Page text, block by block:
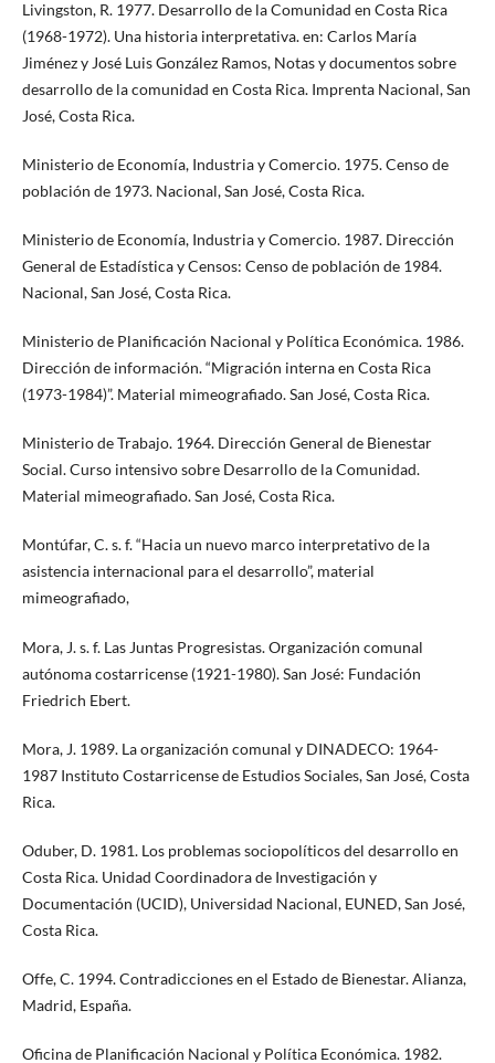
Livingston, R. 1977. Desarrollo de la Comunidad en Costa Rica
(1968-1972). Una historia interpretativa. en: Carlos María
Jiménez y José Luis González Ramos, Notas y documentos sobre
desarrollo de la comunidad en Costa Rica. Imprenta Nacional, San
José, Costa Rica.
Ministerio de Economía, Industria y Comercio. 1975. Censo de
población de 1973. Nacional, San José, Costa Rica.
Ministerio de Economía, Industria y Comercio. 1987. Dirección
General de Estadística y Censos: Censo de población de 1984.
Nacional, San José, Costa Rica.
Ministerio de Planificación Nacional y Política Económica. 1986.
Dirección de información. “Migración interna en Costa Rica
(1973-1984)”. Material mimeografiado. San José, Costa Rica.
Ministerio de Trabajo. 1964. Dirección General de Bienestar
Social. Curso intensivo sobre Desarrollo de la Comunidad.
Material mimeografiado. San José, Costa Rica.
Montúfar, C. s. f. “Hacia un nuevo marco interpretativo de la
asistencia internacional para el desarrollo”, material
mimeografiado,
Mora, J. s. f. Las Juntas Progresistas. Organización comunal
autónoma costarricense (1921-1980). San José: Fundación
Friedrich Ebert.
Mora, J. 1989. La organización comunal y DINADECO: 1964-
1987 Instituto Costarricense de Estudios Sociales, San José, Costa
Rica.
Oduber, D. 1981. Los problemas sociopolíticos del desarrollo en
Costa Rica. Unidad Coordinadora de Investigación y
Documentación (UCID), Universidad Nacional, EUNED, San José,
Costa Rica.
Offe, C. 1994. Contradicciones en el Estado de Bienestar. Alianza,
Madrid, España.
Oficina de Planificación Nacional y Política Económica. 1982.